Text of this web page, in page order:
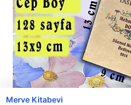
Merve Kitabevi